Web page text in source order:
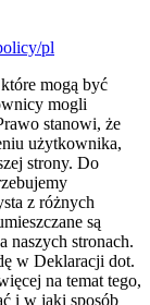
pl
mogą być
mogli
stanowi, że
użytkownika,
strony. Do
z różnych
są
naszych stronach.
w Deklaracji dot.
na temat tego,
i w jaki sposób